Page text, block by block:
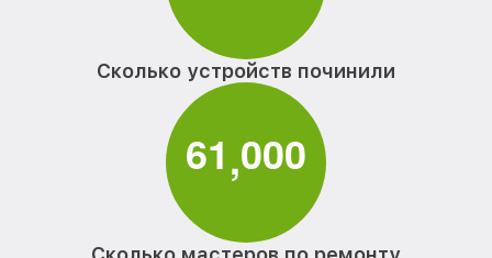
Сколько устройств починили
61,000